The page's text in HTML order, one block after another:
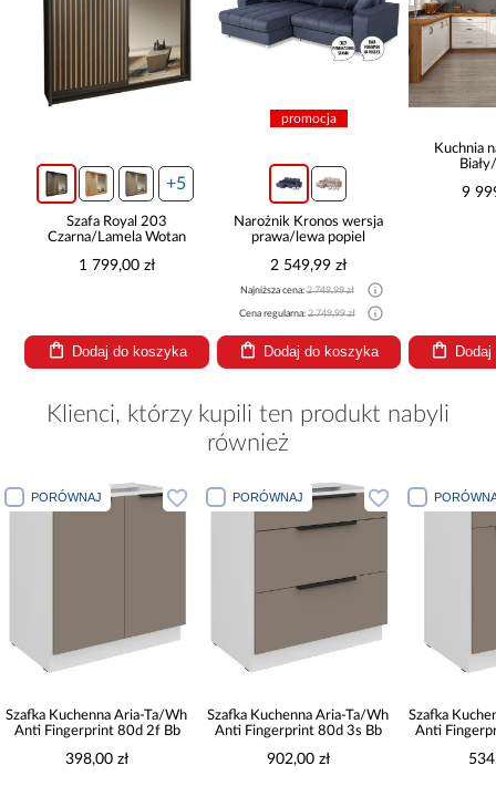
+5
Szafa Royal 203
Czarna/Lamela Wotan
1 799,00 zł
Dodaj do koszyka
promocja
Narożnik Kronos wersja
prawa/lewa popiel
2 549,99 zł
Najniższa cena:2 749,99 zł
Cena regularna:2 749,99 zł
Dodaj do koszyka
Kuchnia
9
Klienci, którzy kupili ten produkt nabyli
również
PORÓWNAJ
Szafka Kuchenna Aria-Ta/Wh
Anti Fingerprint 80d 2f Bb
398,00 zł
PORÓWNAJ
Szafka Kuchenna Aria-Ta/Wh
Anti Fingerprint 80d 3s Bb
902,00 zł
Szafka
Anti